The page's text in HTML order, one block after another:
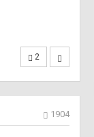
2
1904